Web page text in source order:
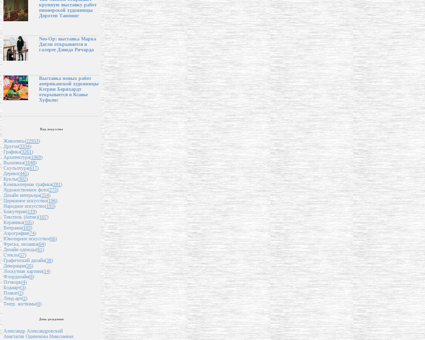
крупную выставку работ
пионерской художницы
Доротеи Таннинг
Neo-Op: выставка Марка
Дагли открывается в
галерее Дэвида Ричарда
Выставка новых работ
американской художницы
Кэтрин Бернхардт
открывается в Ксавье
Хуфкенс
Вид искусства
Живопись(22953)
Другое(3334)
Графика(3261)
Архитектура(1969)
Вышивка(1048)
Скульптура(617)
Дерево(445)
Куклы(302)
Компьютерная графика(281)
Художественное фото(273)
Дизайн интерьера(254)
Церковное искусство(196)
Народное искусство(193)
Бижутерия(119)
Текстиль (батик)(107)
Керамика(105)
Витражи(103)
Аэрография(74)
Ювелирное искусство(66)
Фреска, мозаика(64)
Дизайн одежды(61)
Стекло(57)
Графический дизайн(38)
Декорации(26)
Лоскутная картина(14)
Флордизайн(9)
Пэчворк(4)
Бодиарт(3)
Плакат(2)
Ленд-арт(2)
Театр. костюмы(0)
День рождения
Александр Александровский
Анастасия Одинокова Николаевна